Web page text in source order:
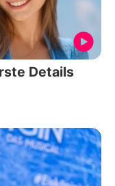
Details